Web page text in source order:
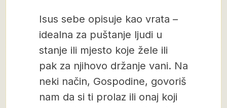
Isus sebe opisuje kao vrata –
idealna za puštanje ljudi u
stanje ili mjesto koje žele ili
pak za njihovo držanje vani. Na
neki način, Gospodine, govoriš
nam da si ti prolaz ili onaj koji